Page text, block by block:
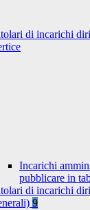
di incarichi
Incarichi
pubblicare in
di incarichi
9